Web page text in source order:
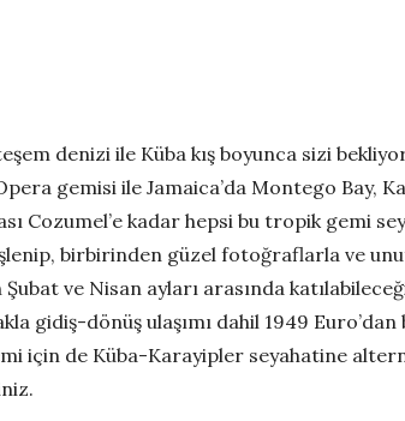
denizi ile Küba kış boyunca sizi
gemisi ile Jamaica’da Montego Bay,
Cozumel’e kadar hepsi bu tropik gemi
birbirinden güzel fotoğraflarla ve
ve Nisan ayları arasında
gidiş-dönüş ulaşımı dahil 1949 Euro’dan
için de Küba-Karayipler seyahatine